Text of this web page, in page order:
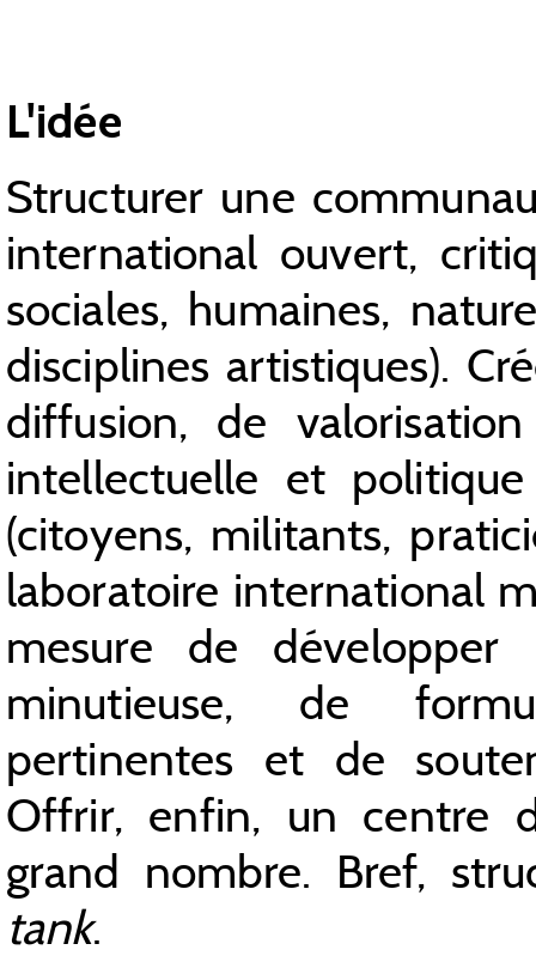
L'idée
Structurer une
international ouvert,
sociales, humaines,
disciplines artistiques).
diffusion, de
intellectuelle et
(citoyens, militants,
laboratoire international
mesure de développer
minutieuse, de
pertinentes et de
Offrir, enfin, un centre
grand nombre. Bref,
tank.